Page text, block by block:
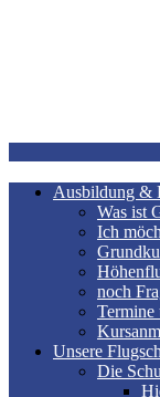
Ausbildung &
Was ist
Ich
noch
Termine
Unsere
Die